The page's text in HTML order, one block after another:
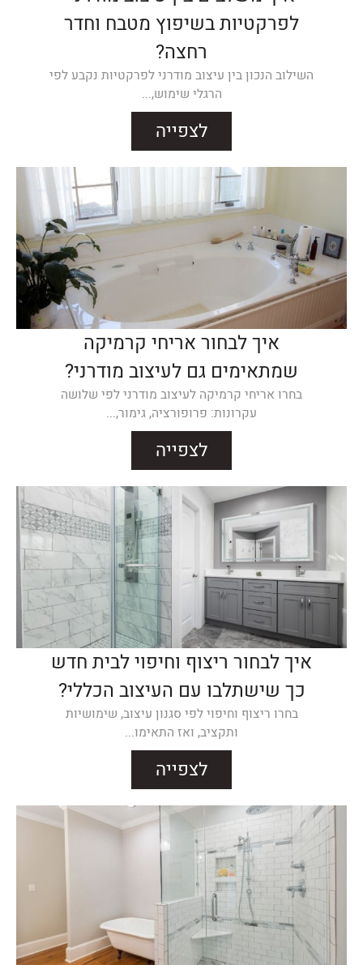
לפרקטיות בשיפוץ מטבח וחדר
רחצה?
השילוב הנכון בין עיצוב מודרני לפרקטיות נקבע לפי
הרגלי שימוש,...
לצפייה
איך לבחור אריחי קרמיקה
שמתאימים גם לעיצוב מודרני?
בחרו אריחי קרמיקה לעיצוב מודרני לפי שלושה
עקרונות: פרופורציה, גימור,...
לצפייה
איך לבחור ריצוף וחיפוי לבית חדש
כך שישתלבו עם העיצוב הכללי?
בחרו ריצוף וחיפוי לפי סגנון עיצוב, שימושיות
ותקציב, ואז התאימו...
לצפייה